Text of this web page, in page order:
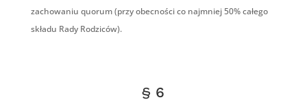
zachowaniu quorum (przy obecności co najmniej 50% całego
składu Rady Rodziców).
§ 6